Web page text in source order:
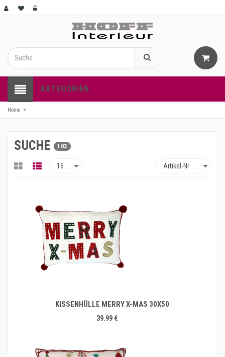
KATEGORIEN
Home »
SUCHE 103
KISSENHÜLLE MERRY X-MAS 30X50
39.99 €